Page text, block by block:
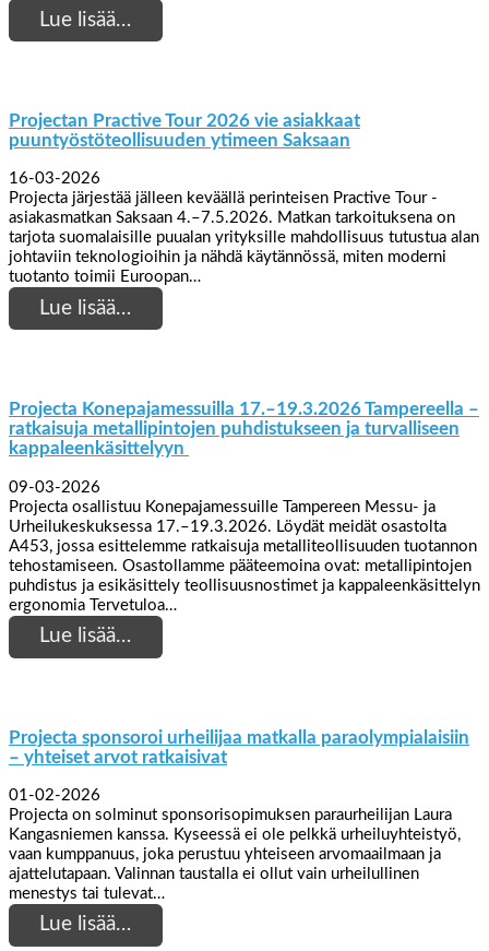
Lue lisää…
Projectan Practive Tour 2026 vie asiakkaat
puuntyöstöteollisuuden ytimeen Saksaan
16-03-2026
Projecta järjestää jälleen keväällä perinteisen Practive Tour -
asiakasmatkan Saksaan 4.–7.5.2026. Matkan tarkoituksena on
tarjota suomalaisille puualan yrityksille mahdollisuus tutustua alan
johtaviin teknologioihin ja nähdä käytännössä, miten moderni
tuotanto toimii Euroopan…
Lue lisää…
Projecta Konepajamessuilla 17.–19.3.2026 Tampereella –
ratkaisuja metallipintojen puhdistukseen ja turvalliseen
kappaleenkäsittelyyn
09-03-2026
Projecta osallistuu Konepajamessuille Tampereen Messu- ja
Urheilukeskuksessa 17.–19.3.2026. Löydät meidät osastolta
A453, jossa esittelemme ratkaisuja metalliteollisuuden tuotannon
tehostamiseen. Osastollamme pääteemoina ovat: metallipintojen
puhdistus ja esikäsittely teollisuusnostimet ja kappaleenkäsittelyn
ergonomia Tervetuloa…
Lue lisää…
Projecta sponsoroi urheilijaa matkalla paraolympialaisiin
– yhteiset arvot ratkaisivat
01-02-2026
Projecta on solminut sponsorisopimuksen paraurheilijan Laura
Kangasniemen kanssa. Kyseessä ei ole pelkkä urheiluyhteistyö,
vaan kumppanuus, joka perustuu yhteiseen arvomaailmaan ja
ajattelutapaan. Valinnan taustalla ei ollut vain urheilullinen
menestys tai tulevat…
Lue lisää…